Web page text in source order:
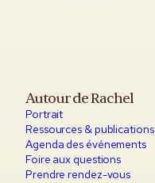
Autour de Rachel
Portrait
Ressources & publications
Agenda des événements
Foire aux questions
Prendre rendez-vous